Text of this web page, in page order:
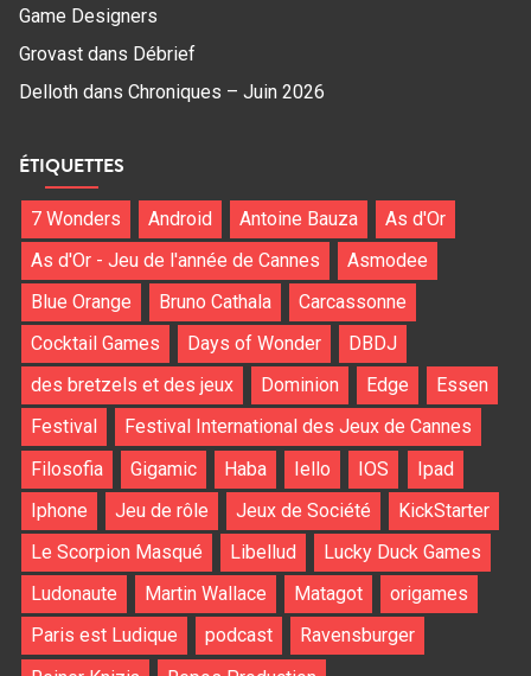
Game Designers
Grovast dans Débrief
Delloth dans Chroniques – Juin 2026
ÉTIQUETTES
7 Wonders Android Antoine Bauza
As d'Or
As d'Or - Jeu de l'année de Cannes
Asmodee
Blue Orange
Bruno Cathala
Carcassonne
Cocktail Games
Days of Wonder
DBDJ
des bretzels et des jeux
Dominion Edge
Essen
Festival
Festival International des Jeux de Cannes
Filosofia
Gigamic Haba Iello IOS
Ipad
Iphone
Jeu de rôle Jeux de Société
KickStarter
Le Scorpion Masqué
Libellud
Lucky Duck Games
Ludonaute
Martin Wallace Matagot
origames
Paris est Ludique
podcast
Ravensburger